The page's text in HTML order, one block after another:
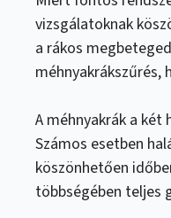
vizsgálatoknak
a rákos
A méhnyakrák a két
Számos esetben
köszönhetően
többségében teljes